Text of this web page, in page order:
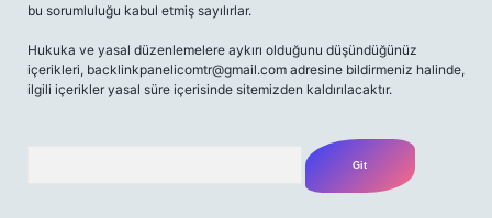
bu sorumluluğu kabul etmiş sayılırlar.
Hukuka ve yasal düzenlemelere aykırı olduğunu düşündüğünüz
içerikleri, backlinkpanelicomtr@gmail.com adresine bildirmeniz halinde,
ilgili içerikler yasal süre içerisinde sitemizden kaldırılacaktır.